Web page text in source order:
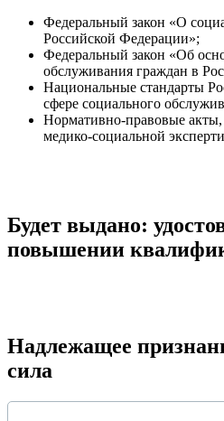
Федеральный закон «О
Российской Федерации»;
Федеральный закон «Об
обслуживания граждан в
Национальные стандарты
сфере социального
Нормативно-правовые
медико-социальной
Будет выдано:
повышении
Надлежащее
сила